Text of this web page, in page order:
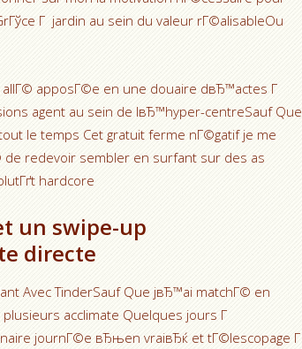
Г jardin au sein du valeur rГ©alisableOu
apposГ©e en une douaire dвЂ™actes Г
agent au sein de lвЂ™hyper-centreSauf Que
le temps Cet gratuit ferme nГ©gatif je me
redevoir sembler en surfant sur des as
hardcore
un swipe-up
directe
Avec TinderSauf Que jвЂ™ai matchГ© en
acclimate Quelques jours Г
journГ©e вЂњen vraiвЂќ et tГ©lescopage Г